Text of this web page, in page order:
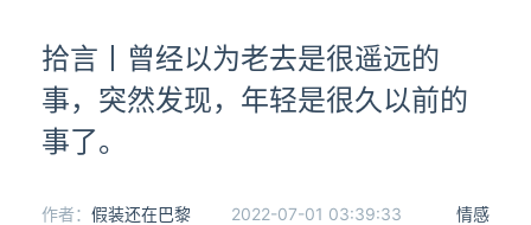
拾言丨曾经以为老去是很遥远的
事，突然发现，年轻是很久以前的
事了。
情感
作者： 假装还在巴黎 2022-07-01 03:39:33